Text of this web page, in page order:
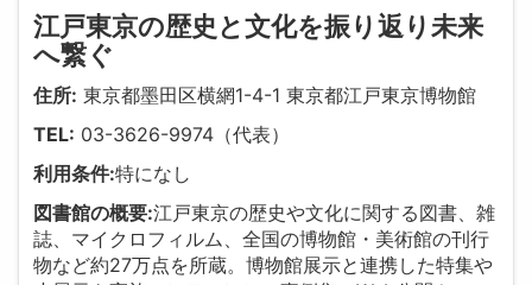
江戸東京の歴史と文化を振り返り未来
へ繋ぐ
住所: 東京都墨田区横網1-4-1 東京都江戸東京博物館
TEL: 03-3626-9974（代表）
利用条件:特になし
図書館の概要:江戸東京の歴史や文化に関する図書、雑
誌、マイクロフィルム、全国の博物館・美術館の刊行
物など約27万点を所蔵。博物館展示と連携した特集や